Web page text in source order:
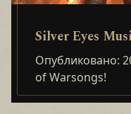
Silver Eyes
Опубликовано:
of Warsongs!